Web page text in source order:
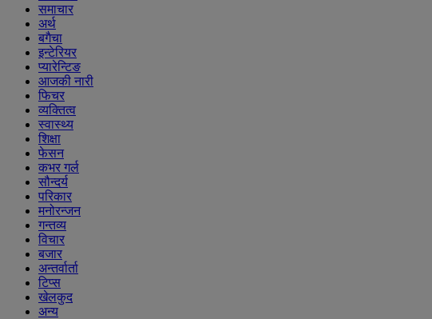
समाचार
अर्थ
बगैचा
इन्टेरियर
प्यारेन्टिङ
आजकी नारी
फिचर
व्यक्तित्व
स्वास्थ्य
शिक्षा
फेसन
कभर गर्ल
सौन्दर्य
परिकार
मनोरन्जन
गन्तव्य
विचार
बजार
अन्तर्वार्ता
टिप्स
खेलकुद
अन्य